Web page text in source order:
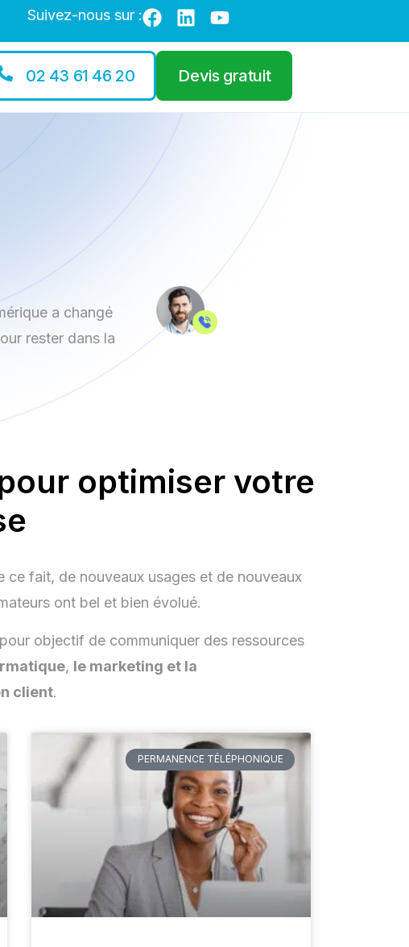
Suivez-nous sur :
02 43 61 46 20 Devis gratuit
a changé
rester dans la
optimiser votre
ce fait, de nouveaux usages et de nouveaux
ont bel et bien évolué.
objectif de communiquer des ressources
, le marketing et la
client.
PERMANENCE TÉLÉPHONIQUE